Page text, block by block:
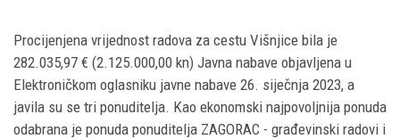
Procijenjena vrijednost radova za cestu Višnjice bila je
282.035,97 € (2.125.000,00 kn) Javna nabave objavljena u
Elektroničkom oglasniku javne nabave 26. siječnja 2023, a
javila su se tri ponuditelja. Kao ekonomski najpovoljnija ponuda
odabrana je ponuda ponuditelja ZAGORAC - građevinski radovi i